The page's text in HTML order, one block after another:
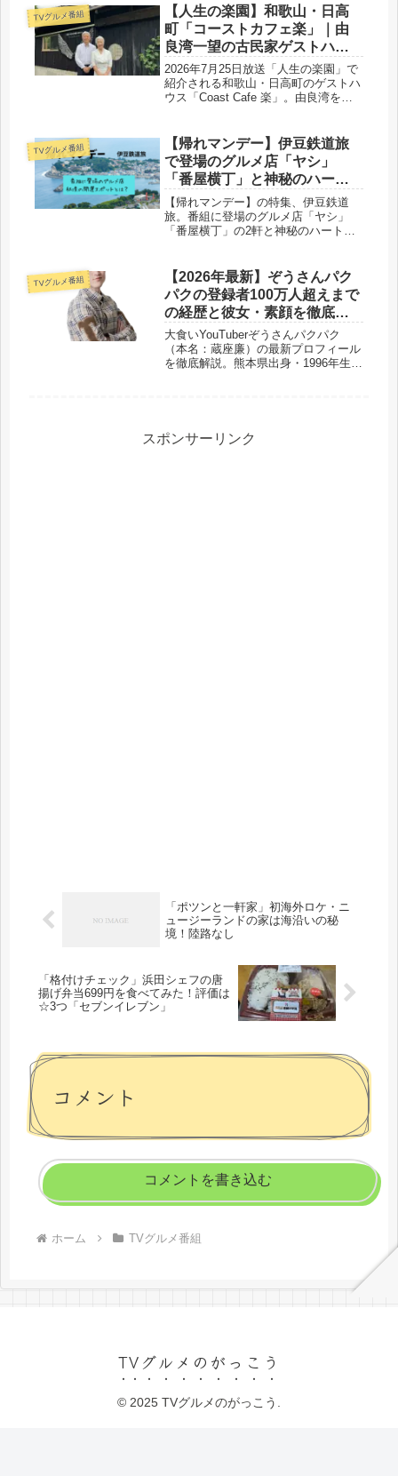
盛りしています。孤独のグルメにも登
場した名店ですよ！
TVグルメ番組
【人生の楽園】和歌山・日高
町「コーストカフェ楽」｜由
良湾一望の古民家ゲストハウ
ス完全ガイド
2026年7月25日放送「人生の楽園」で
紹介される和歌山・日高町のゲストハ
ウス「Coast Cafe 楽」。由良湾を望
周辺観光スポット、施設情報とアクセ
スまで詳しく解説します。
TVグルメ番組
【帰れマンデー】伊豆鉄道旅
で登場のグルメ店「ヤシ」
「番屋横丁」と神秘のハート
型開運スポットとは？
【帰れマンデー】の特集、伊豆鉄道
旅。番組に登場のグルメ店「ヤシ」
「番屋横丁」の2軒と神秘のハート型
まとめました。
TVグルメ番組
【2026年最新】ぞうさんパク
パクの登録者100万人超えまで
の経歴と彼女・素顔を徹底紹
介
大食いYouTuberぞうさんパクパク
（本名：蔵座廉）の最新プロフィール
を徹底解説。熊本県出身・1996年生ま
戦、気になる彼女の情報まで、経歴の
すべてをまとめました。
スポンサーリンク
「ポツンと一軒家」初海外ロケ・ニ
ュージーランドの家は海沿いの秘
境！陸路なし
「格付けチェック」浜田シェフの唐
揚げ弁当699円を食べてみた！評価は
☆3つ「セブンイレブン」
コメント
コメントを書き込む
ホーム TVグルメ番組
TVグルメのがっこう
© 2025 TVグルメのがっこう.